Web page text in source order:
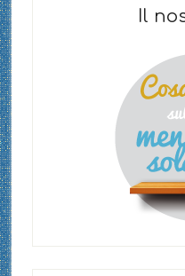
Il